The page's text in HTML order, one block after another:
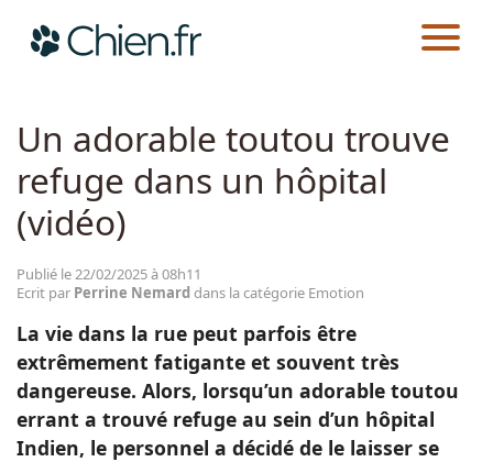
Races
CHIEN.FR ACTUALITÉS
Un adorable toutou trouve
refuge dans un hôpital
(vidéo)
Publié le 22/02/2025 à 08h11
Ecrit par Perrine Nemarddans la catégorie Emotion
La vie dans la rue peut parfois être
extrêmement fatigante et souvent très
dangereuse. Alors, lorsqu’un adorable toutou
errant a trouvé refuge au sein d’un hôpital
Indien, le personnel a décidé de le laisser se